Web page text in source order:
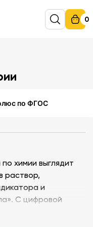
0
по ФГОС
химии выглядит
раствор,
и
С цифровой
кривую